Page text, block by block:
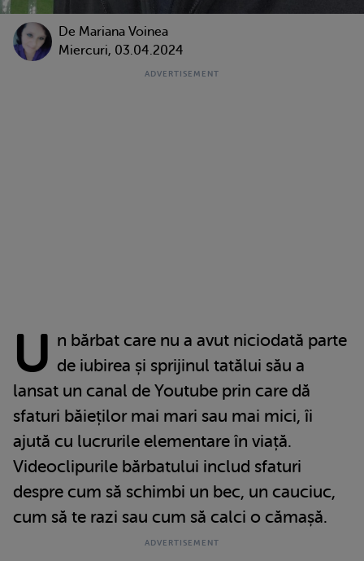
De Mariana Voinea
Miercuri, 03.04.2024
U n bărbat care nu a avut niciodată parte
de iubirea și sprijinul tatălui său a
lansat un canal de Youtube prin care dă
sfaturi băieților mai mari sau mai mici, îi
ajută cu lucrurile elementare în viață.
Videoclipurile bărbatului includ sfaturi
despre cum să schimbi un bec, un cauciuc,
cum să te razi sau cum să calci o cămașă.